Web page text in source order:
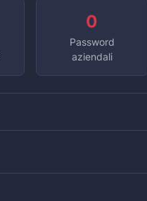
0
Password
aziendali